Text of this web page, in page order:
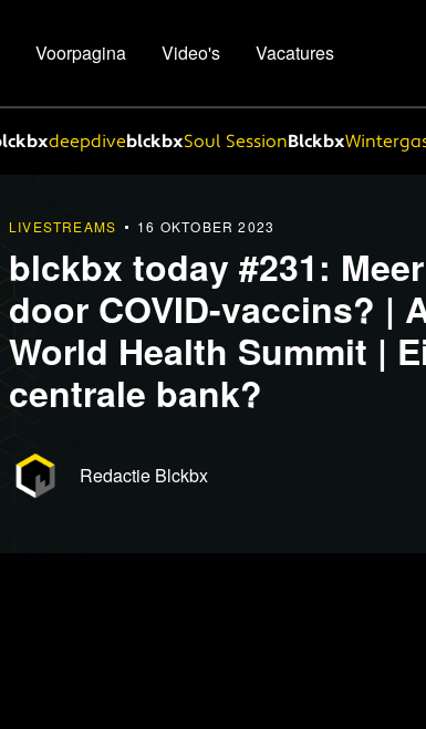
Voorpagina Video's Vacatures
deepdiveblckbxSoul SessionBlckbx
LIVESTREAMS 16 OKTOBER 2023
blckbx today #231:
door COVID-vaccins? |
World Health Summit |
centrale bank?
Redactie Blckbx